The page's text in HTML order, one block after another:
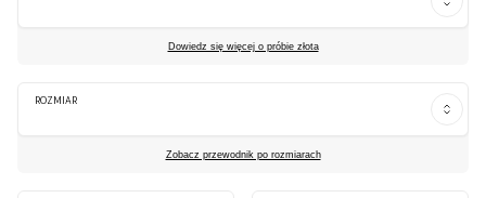
Dowiedz się więcej o próbie złota
ROZMIAR
Zobacz przewodnik po rozmiarach